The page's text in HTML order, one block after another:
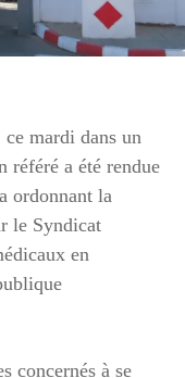
mardi dans un
référé a été rendue
ordonnant la
le Syndicat
en
concernés à se